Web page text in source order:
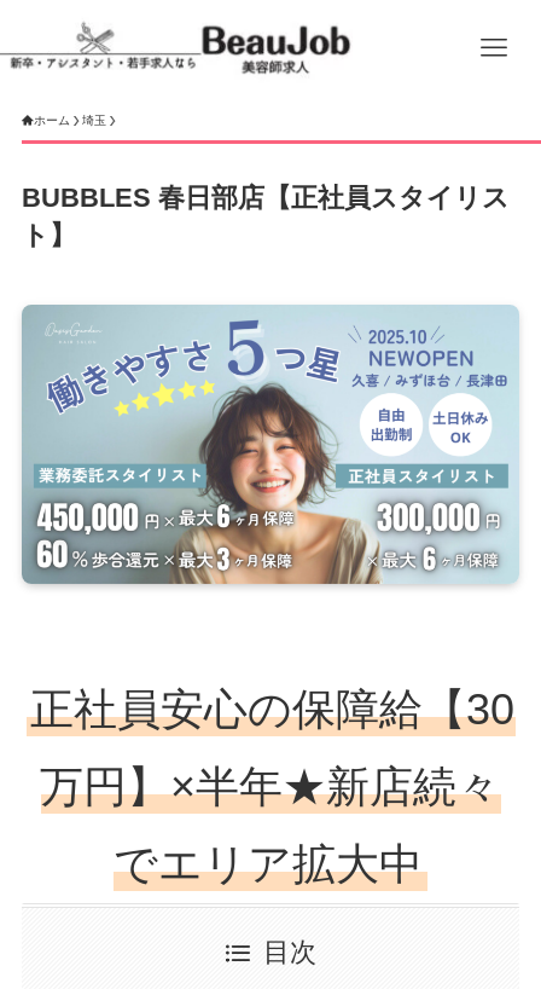
ホーム 埼玉
BUBBLES 春日部店【正社員スタイリス
ト】
正社員安心の保障給【30
万円】×半年★新店続々
でエリア拡大中
目次